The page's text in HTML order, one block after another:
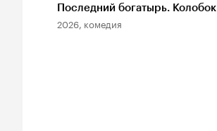
Последний богатырь. Колобок
2026, комедия